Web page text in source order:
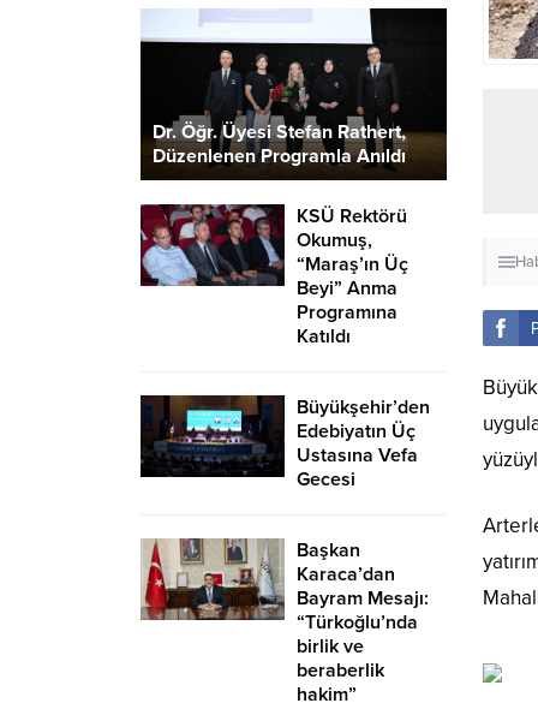
Dr. Öğr. Üyesi Stefan Rathert,
Düzenlenen Programla Anıldı
KSÜ Rektörü
Okumuş,
“Maraş’ın Üç
Beyi” Anma
Programına
Katıldı
Büyükşehir’den
Edebiyatın Üç
Ustasına Vefa
Gecesi
Başkan
Karaca’dan
Bayram Mesajı:
“Türkoğlu’nda
birlik ve
beraberlik
hakim”